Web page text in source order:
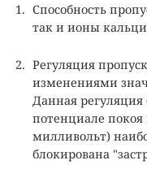
Способность
так и ионы
Регуляция
изменениями
Данная регуляция
потенциале
милливольт)
блокирована